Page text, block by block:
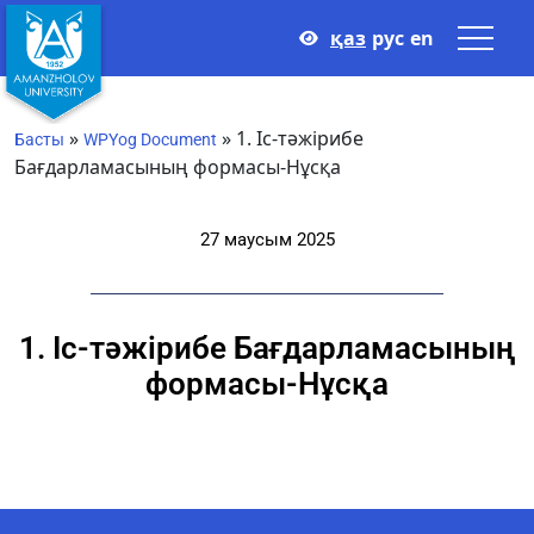
қаз рус en
Басты » WPYog Document » 1. Іс-тәжірибе
Бағдарламасының формасы-Нұсқа
27 маусым 2025
1. Іс-тәжірибе Бағдарламасының
формасы-Нұсқа